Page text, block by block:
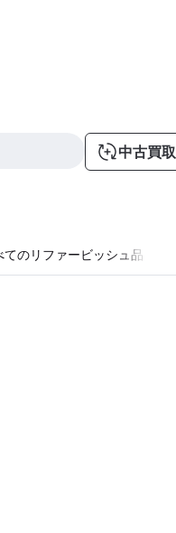
中古買取
てのリファービッシュ品